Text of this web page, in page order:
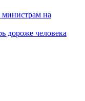
на
дороже человека